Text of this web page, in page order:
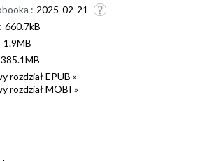
: 2025-02-21
660.7kB
1.9MB
385.1MB
rozdział EPUB »
rozdział MOBI »